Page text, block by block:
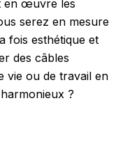
en œuvre les
serez en mesure
fois esthétique et
des câbles
vie ou de travail en
?